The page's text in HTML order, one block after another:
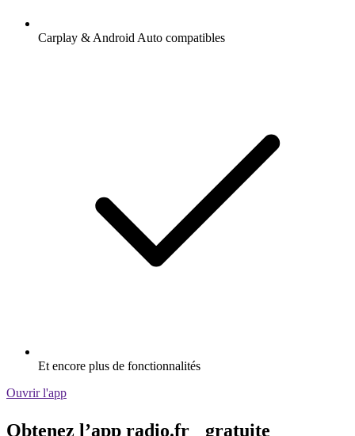
Carplay & Android Auto compatibles
Et encore plus de fonctionnalités
Ouvrir l'app
Obtenez l’app radio.fr gratuite